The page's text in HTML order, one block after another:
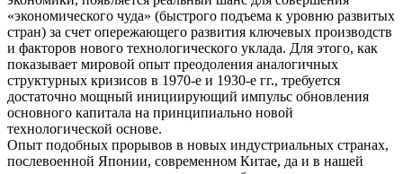
«экономического чуда» (быстрого подъема к уровню развитых
стран) за счет опережающего развития ключевых производств
и факторов нового технологического уклада. Для этого, как
показывает мировой опыт преодоления аналогичных
структурных кризисов в 1970-е и 1930-е гг., требуется
достаточно мощный инициирующий импульс обновления
основного капитала на принципиально новой
технологической основе.
Опыт подобных прорывов в новых индустриальных странах,
послевоенной Японии, современном Китае, да и в нашей